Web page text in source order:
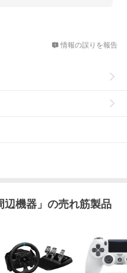
情報の誤りを報告
辺機器 」の売れ筋製品